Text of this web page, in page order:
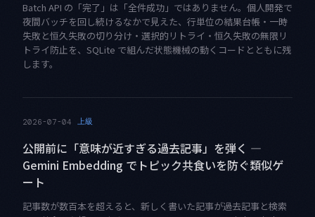
Batch API の「完了」は「全件成功」ではありません。個人開発で
夜間バッチを回し続けるなかで見えた、行単位の結果台帳・一時
失敗と恒久失敗の切り分け・選択的リトライ・恒久失敗の無限リ
トライ防止を、SQLite で組んだ状態機械の動くコードとともに残
します。
2026-07-04 上級
公開前に「意味が近すぎる過去記事」を弾く —
Gemini Embedding でトピック共食いを防ぐ類似ゲ
ート
記事数が数百本を超えると、新しく書いた記事が過去記事と検索